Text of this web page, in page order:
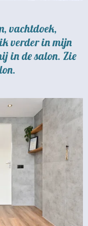
vachtdoek,
verder in mijn
in de salon. Zie